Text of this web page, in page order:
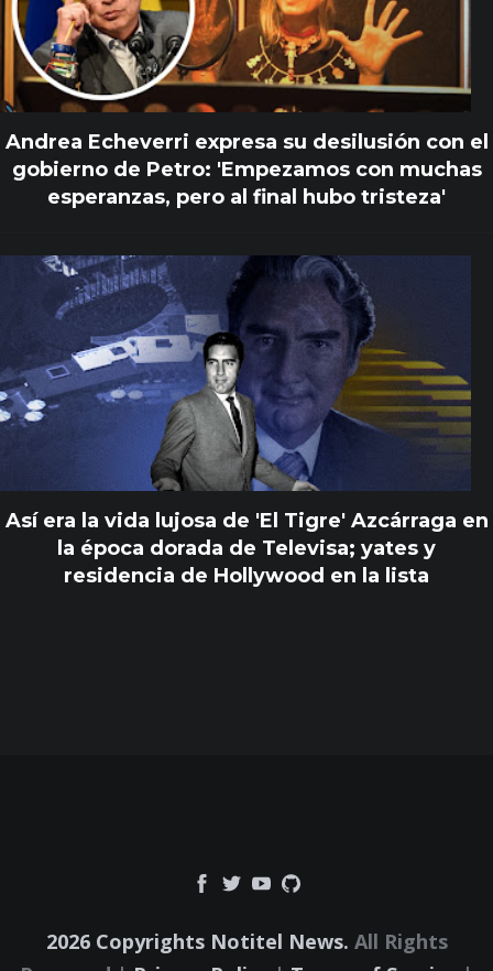
Andrea Echeverri expresa su desilusión con el
gobierno de Petro: 'Empezamos con muchas
esperanzas, pero al final hubo tristeza'
Así era la vida lujosa de 'El Tigre' Azcárraga en
la época dorada de Televisa; yates y
residencia de Hollywood en la lista
2026 Copyrights Notitel News. All Rights